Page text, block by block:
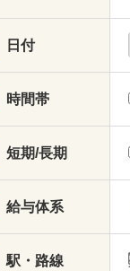
日付
時間帯
短期/長期
給与体系
駅・路線